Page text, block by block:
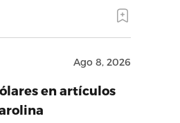
Ago 8, 2026
en artículos